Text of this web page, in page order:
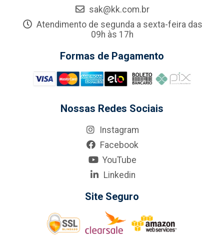
sak@kk.com.br
Atendimento de segunda a sexta-feira das
09h às 17h
Formas de Pagamento
Nossas Redes Sociais
Instagram
Facebook
YouTube
Linkedin
Site Seguro